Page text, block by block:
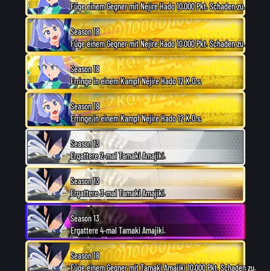
Füge einem Gegner mit Nejire Hado 10.000 Pkt. Schaden zu.
Season 18
Füge einem Gegner mit Nejire Hado 10.000 Pkt. Schaden zu.
Season 18
Erringe in einem Kampf Nejire Hado 12 K.O.s.
Season 18
Erringe in einem Kampf Nejire Hado 12 K.O.s.
Season 13
Ergattere 2-mal Tamaki Amajiki.
Season 13
Ergattere 3-mal Tamaki Amajiki.
Season 13
Ergattere 4-mal Tamaki Amajiki.
Season 18
Füge einem Gegner mit Tamaki Amajiki 10.000 Pkt. Schaden zu.